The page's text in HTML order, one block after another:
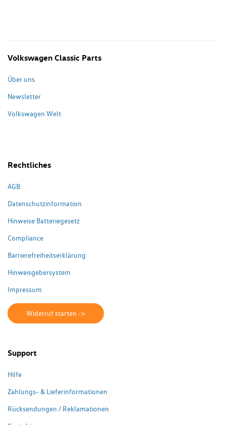
Volkswagen Classic Parts
Über uns
Newsletter
Volkswagen Welt
Rechtliches
AGB
Datenschutzinformation
Hinweise Batteriegesetz
Compliance
Barrierefreiheitserklärung
Hinweisgebersystem
Impressum
Widerruf starten ->
Support
Hilfe
Zahlungs- & Lieferinformationen
Rücksendungen / Reklamationen